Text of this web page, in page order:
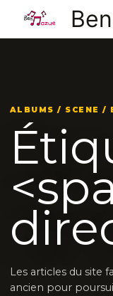
contenu
ALBUMS / SCENE /
Les articles du site
ancien pour